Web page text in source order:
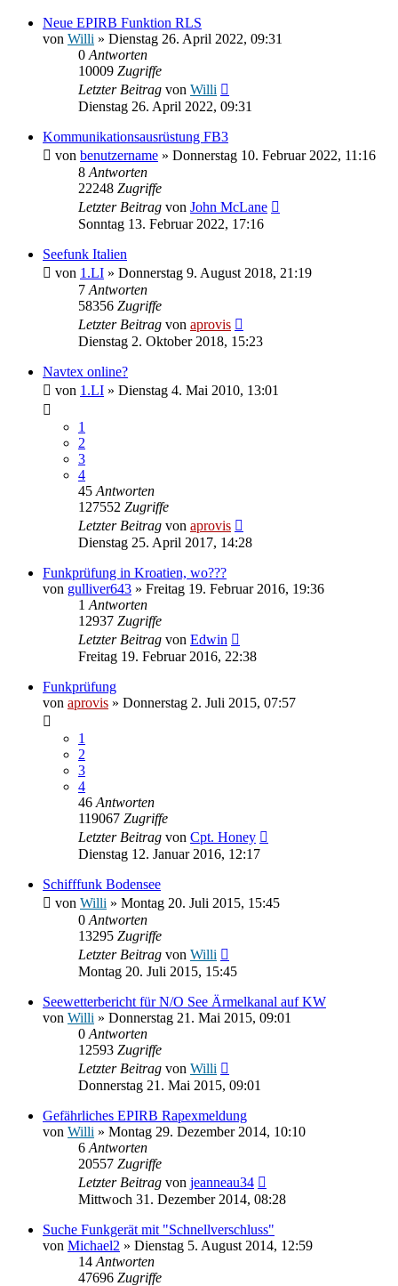
Neue EPIRB Funktion RLS
von Willi » Dienstag 26. April 2022, 09:31
0 Antworten
10009 Zugriffe
Letzter Beitrag von Willi
Dienstag 26. April 2022, 09:31
Kommunikationsausrüstung FB3
von benutzername » Donnerstag 10. Februar 2022, 11:16
8 Antworten
22248 Zugriffe
Letzter Beitrag von John McLane
Sonntag 13. Februar 2022, 17:16
Seefunk Italien
von 1.LI » Donnerstag 9. August 2018, 21:19
7 Antworten
58356 Zugriffe
Letzter Beitrag von aprovis
Dienstag 2. Oktober 2018, 15:23
Navtex online?
von 1.LI » Dienstag 4. Mai 2010, 13:01
1
2
3
4
45 Antworten
127552 Zugriffe
Letzter Beitrag von aprovis
Dienstag 25. April 2017, 14:28
Funkprüfung in Kroatien, wo???
von gulliver643 » Freitag 19. Februar 2016, 19:36
1 Antworten
12937 Zugriffe
Letzter Beitrag von Edwin
Freitag 19. Februar 2016, 22:38
Funkprüfung
von aprovis » Donnerstag 2. Juli 2015, 07:57
1
2
3
4
46 Antworten
119067 Zugriffe
Letzter Beitrag von Cpt. Honey
Dienstag 12. Januar 2016, 12:17
Schifffunk Bodensee
von Willi » Montag 20. Juli 2015, 15:45
0 Antworten
13295 Zugriffe
Letzter Beitrag von Willi
Montag 20. Juli 2015, 15:45
Seewetterbericht für N/O See Ärmelkanal auf KW
von Willi » Donnerstag 21. Mai 2015, 09:01
0 Antworten
12593 Zugriffe
Letzter Beitrag von Willi
Donnerstag 21. Mai 2015, 09:01
Gefährliches EPIRB Rapexmeldung
von Willi » Montag 29. Dezember 2014, 10:10
6 Antworten
20557 Zugriffe
Letzter Beitrag von jeanneau34
Mittwoch 31. Dezember 2014, 08:28
Suche Funkgerät mit "Schnellverschluss"
von Michael2 » Dienstag 5. August 2014, 12:59
14 Antworten
47696 Zugriffe